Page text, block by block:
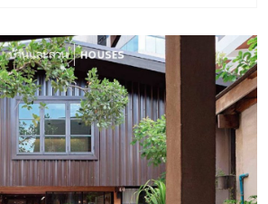
ม้โบราณแต่ละหลังเป็นมรดกตกทอดของ
งต้องแสดงเจตนารมณ์ที่ชัดเจนว่า เรา
อย่างบ้านชุมดวงหลังนี้ซึ่งเป็นบ้านของ
สุโขทัย การเข้าไปเจรจาจึงต้องมีความ
ำบ้านบูรณะให้อยู่คู่กับเมืองสวรรคโลกต่อ
ส่งต่อบ้านมาให้เราดูแล และใช้ชื่อว่า